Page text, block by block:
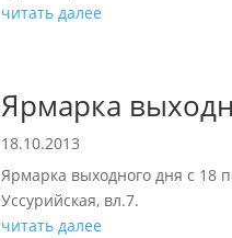
читать далее
Ярмарка
18.10.2013
Ярмарка выходного дня с 18
Уссурийская, вл.7.
читать далее